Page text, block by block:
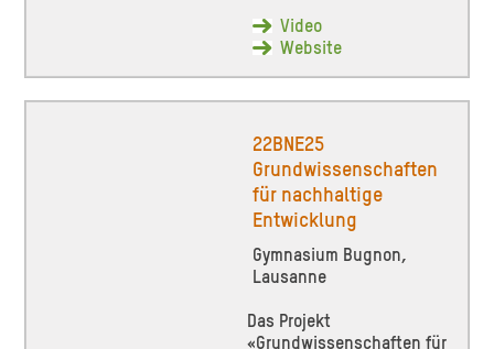
Video
Website
22BNE25
Grundwissenschaften
für nachhaltige
Entwicklung
Gymnasium Bugnon,
Lausanne
Das Projekt
«Grundwissenschaften für